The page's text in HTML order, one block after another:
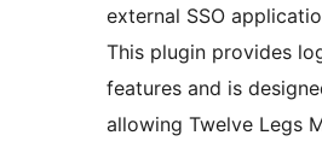
external SSO
This plugin provides
features and is
allowing Twelve Legs